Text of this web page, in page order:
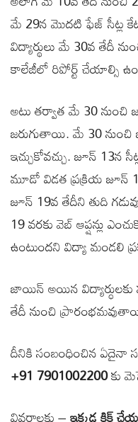
మే 29న మొదటి ఫేజ్‌ సీట్ల
విద్యార్థులు మే 30వ తేదీ
కాలేజీలో రిపోర్ట్ చేయాల్సి
అటు తర్వాత మే 30 నుంచి
జరుగుతాయి. మే 30 నుంచి
ఇచ్చుకోవచ్చు. జూన్‌ 13న
మూడో విడత ప్రక్రియ జూన్‌
జూన్ 19వ తేదీని తుది
19 వరకు వెబ్‌ ఆప్షన్లు
ఉంటుందని విద్యా మండలి
జాయిన్ అయిన విద్యార్ధులకు
తేదీ నుంచి
దీనికి సంబంధించిన ఏదైనా
+91 7901002200కు